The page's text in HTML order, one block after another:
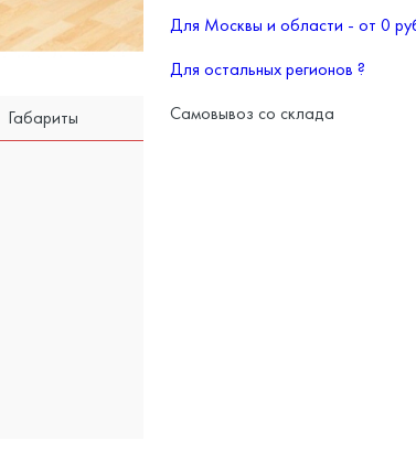
Габариты
Для Москвы и области - от 0
Для остальных регионов?
Самовывоз со склада